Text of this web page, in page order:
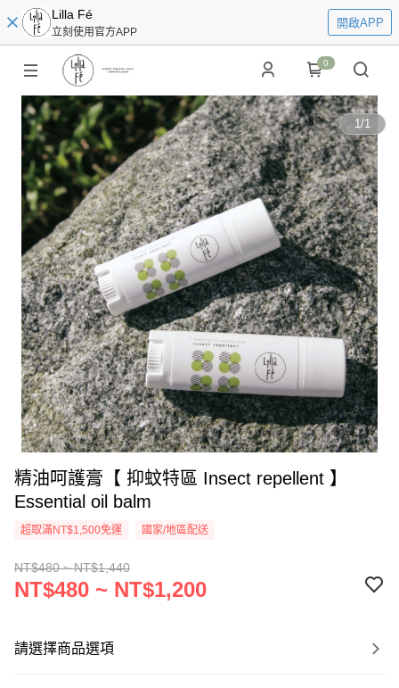
Lilla Fé
立刻使用官方APP
開啟APP
0
1/1
精油呵護膏【 抑蚊特區 Insect repellent 】
Essential oil balm
超取滿NT$1,500免運 國家/地區配送
NT$480 ~ NT$1,440
NT$480 ~ NT$1,200
請選擇商品選項